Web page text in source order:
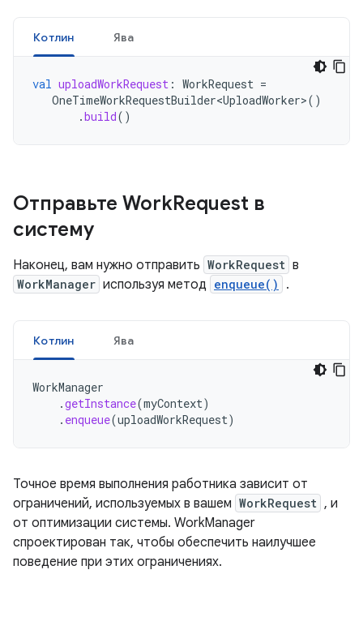
Котлин Ява
val uploadWorkRequest : WorkRequest =
OneTimeWorkRequestBuilder<UploadWorker>()
.build()
Отправьте WorkRequest в
систему
Наконец, вам нужно отправить WorkRequest в
WorkManager используя метод enqueue() .
Котлин Ява
WorkManager
.getInstance(myContext)
. enqueue(uploadWorkRequest)
Точное время выполнения работника зависит от
ограничений, используемых в вашем WorkRequest , и
от оптимизации системы. WorkManager
спроектирован так, чтобы обеспечить наилучшее
поведение при этих ограничениях.